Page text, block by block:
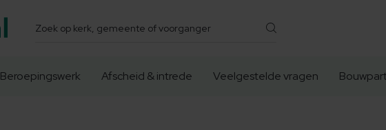
Zoeken
Beroepingswerk Afscheid & intrede Veelgestelde vragen